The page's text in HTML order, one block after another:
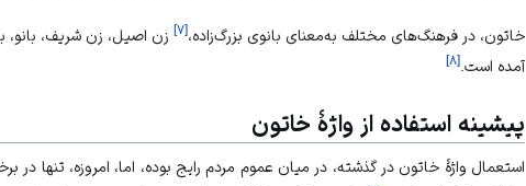
خاتون، در فرهنگ‌های مختلف به‌معنای بانوی بزرگ‌زاده،[۷] زن اصیل، زن شریف، بانو،
آمده است.[۸]
پیشینه استفاده از واژهٔ خاتون
استعمال واژهٔ خاتون در گذشته، در میان عموم مردم رایج بوده، اما، امروزه، تنها